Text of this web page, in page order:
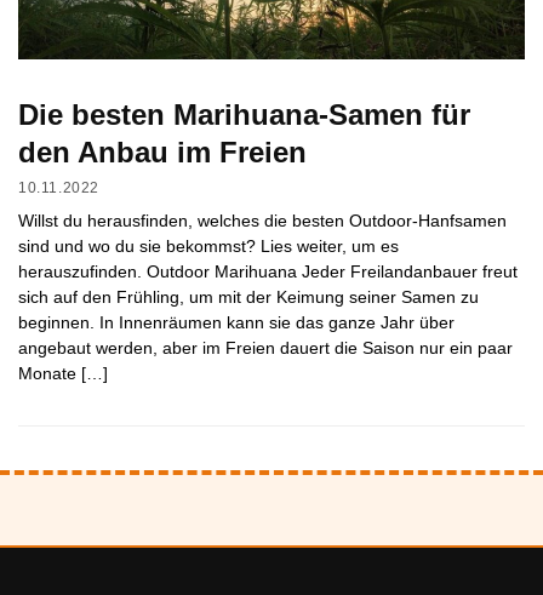
Die besten Marihuana-Samen für
den Anbau im Freien
10.11.2022
Willst du herausfinden, welches die besten Outdoor-Hanfsamen
sind und wo du sie bekommst? Lies weiter, um es
herauszufinden. Outdoor Marihuana Jeder Freilandanbauer freut
sich auf den Frühling, um mit der Keimung seiner Samen zu
beginnen. In Innenräumen kann sie das ganze Jahr über
angebaut werden, aber im Freien dauert die Saison nur ein paar
Monate […]